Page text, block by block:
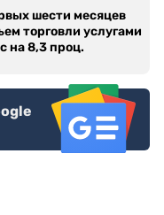
шести месяцев
торговли услугами
на 8,3 проц.